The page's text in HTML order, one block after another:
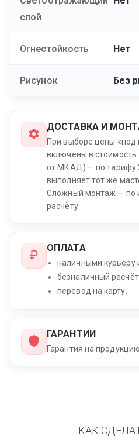
слой
Огнестойкость Нет
Рисунок Без
ДОСТАВКА И
При выборе цены «под
включены в
от МКАД) — по тарифу
выполняет тот же
Сложный монтаж — по
расчёту.
ОПЛАТА
наличными курьеру
безналичный
перевод на карту.
ГАРАНТИИ
Гарантия на
КАК